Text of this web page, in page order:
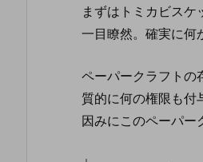
まずはトミカビス
一目瞭然。確実に何
ペーパークラフトの
質的に何の権限も付
因みにこのペーパー